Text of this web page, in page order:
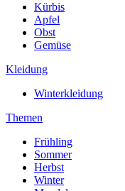
Kürbis
Apfel
Obst
Gemüse
Kleidung
Winterkleidung
Themen
Frühling
Sommer
Herbst
Winter